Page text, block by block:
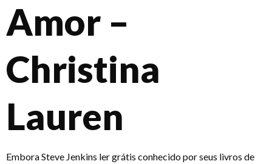
Amor –
Christina
Lauren
Embora Steve Jenkins ler grátis conhecido por seus livros de